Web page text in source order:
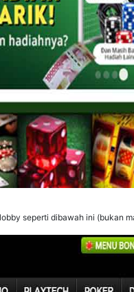
seperti dibawah ini (bukan